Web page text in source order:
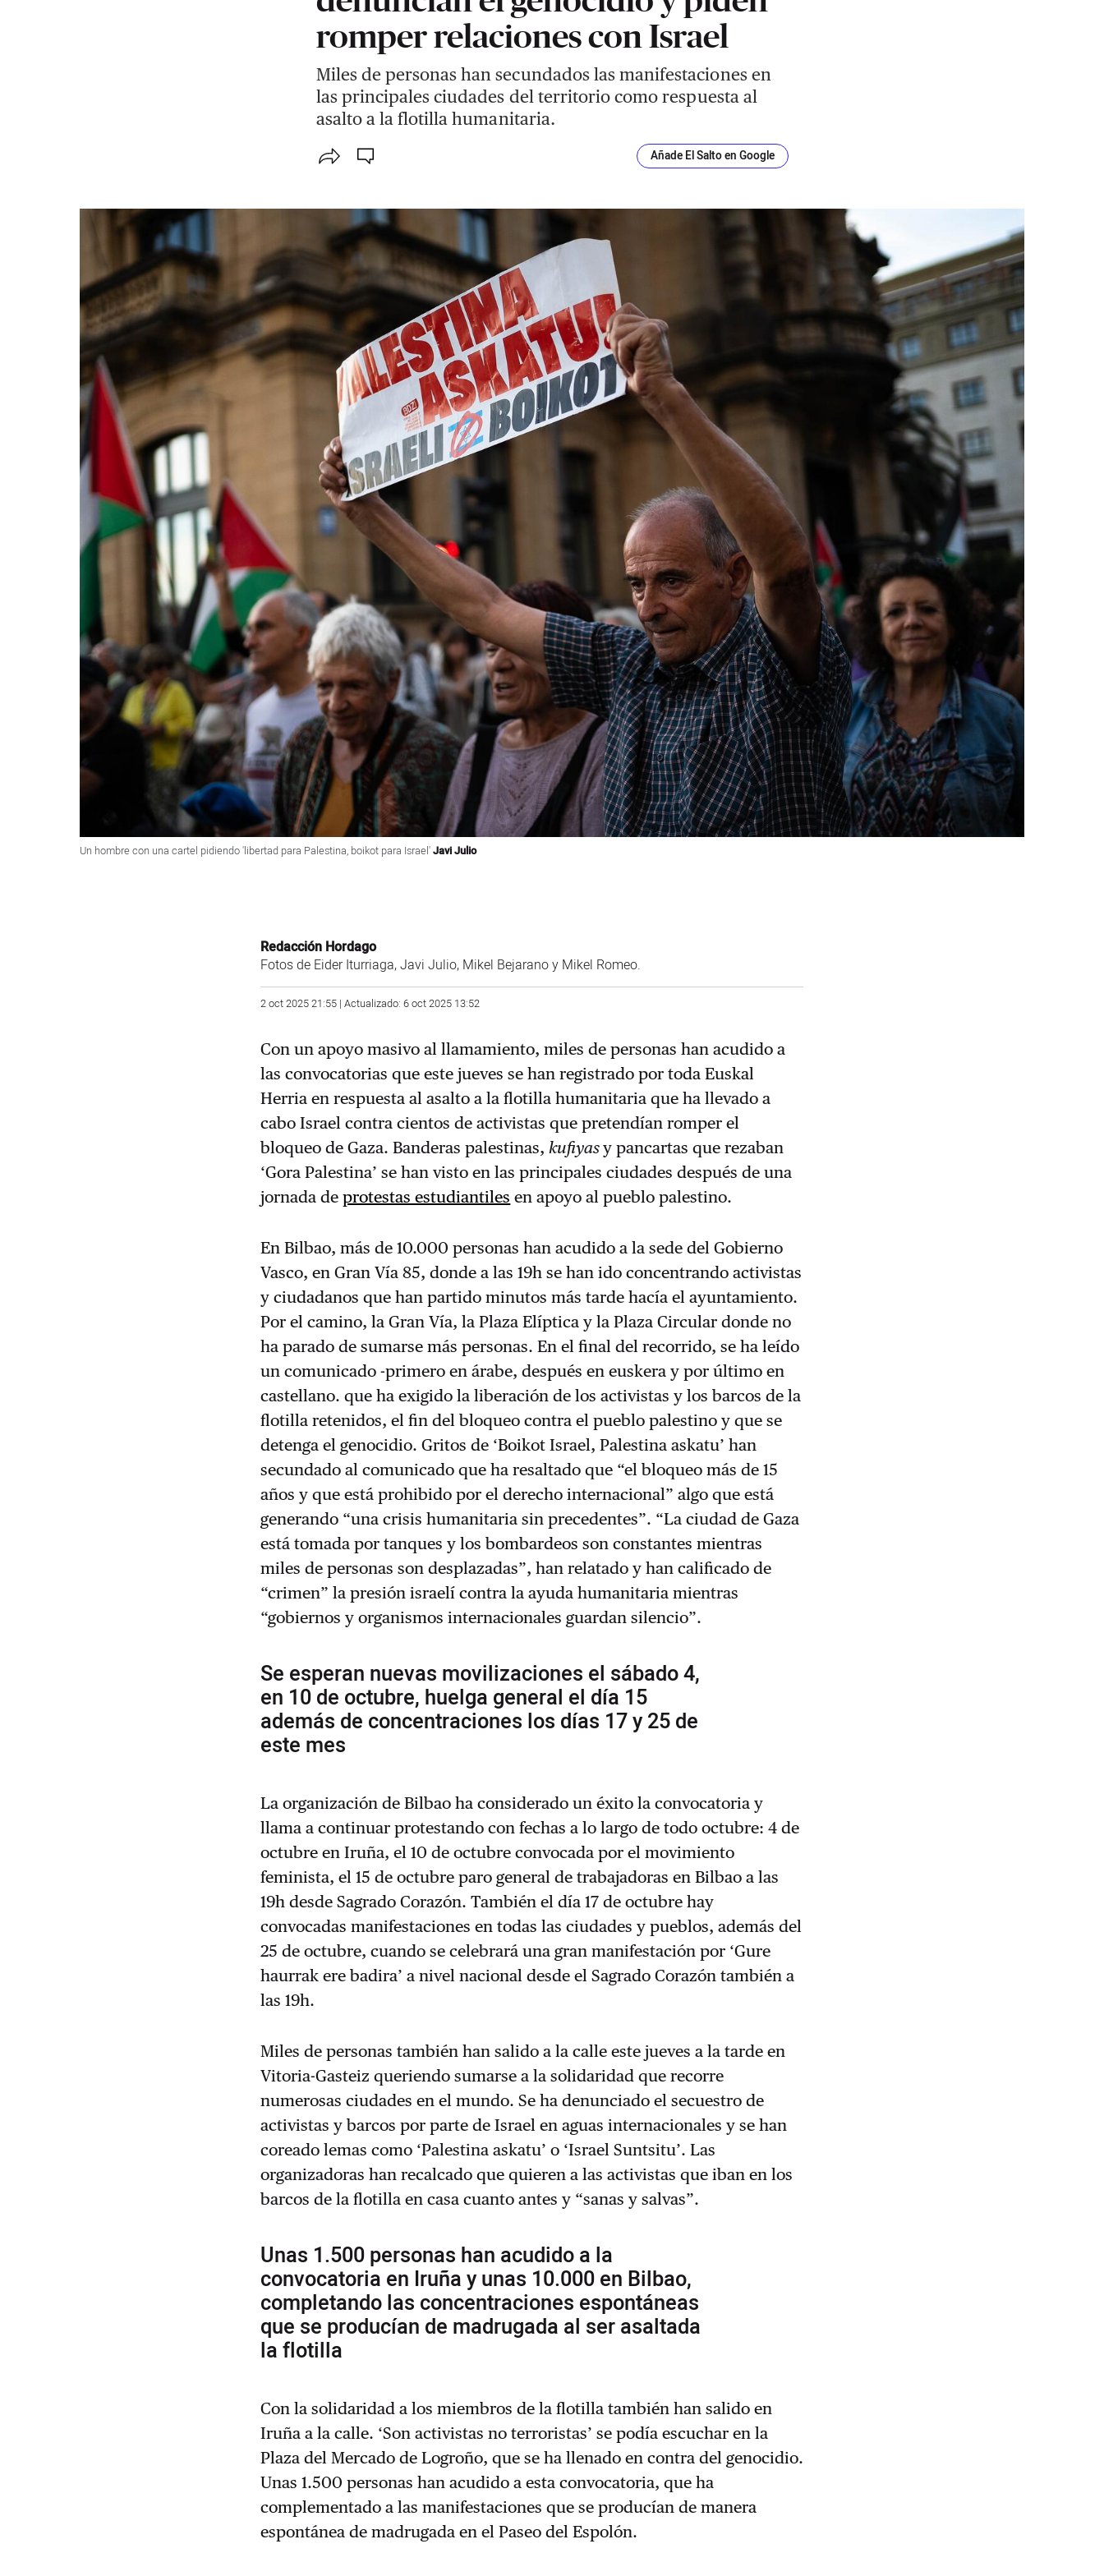
romper relaciones con Israel
Miles de personas han secundados las manifestaciones en
las principales ciudades del territorio como respuesta al
asalto a la flotilla humanitaria.
Añade El Salto en Google
Un hombre con una cartel pidiendo 'libertad para Palestina, boikot para Israel'Javi Julio
Redacción Hordago
Fotos de Eider Iturriaga, Javi Julio, Mikel Bejarano y Mikel Romeo.
2 oct 2025 21:55 | Actualizado: 6 oct 2025 13:52
Con un apoyo masivo al llamamiento, miles de personas han acudido a
las convocatorias que este jueves se han registrado por toda Euskal
Herria en respuesta al asalto a la flotilla humanitaria que ha llevado a
cabo Israel contra cientos de activistas que pretendían romper el
bloqueo de Gaza. Banderas palestinas,kufiyasy pancartas que rezaban
‘Gora Palestina’ se han visto en las principales ciudades después de una
jornada deprotestas estudiantiles en apoyo al pueblo palestino.
En Bilbao, más de 10.000 personas han acudido a la sede del Gobierno
Vasco, en Gran Vía 85, donde a las 19h se han ido concentrando activistas
y ciudadanos que han partido minutos más tarde hacía el ayuntamiento.
Por el camino, la Gran Vía, la Plaza Elíptica y la Plaza Circular donde no
ha parado de sumarse más personas. En el final del recorrido, se ha leído
un comunicado -primero en árabe, después en euskera y por último en
castellano. que ha exigido la liberación de los activistas y los barcos de la
flotilla retenidos, el fin del bloqueo contra el pueblo palestino y que se
detenga el genocidio. Gritos de ‘Boikot Israel, Palestina askatu’ han
secundado al comunicado que ha resaltado que “el bloqueo más de 15
años y que está prohibido por el derecho internacional” algo que está
generando “una crisis humanitaria sin precedentes”. “La ciudad de Gaza
está tomada por tanques y los bombardeos son constantes mientras
miles de personas son desplazadas”, han relatado y han calificado de
“crimen” la presión israelí contra la ayuda humanitaria mientras
“gobiernos y organismos internacionales guardan silencio”.
Se esperan nuevas movilizaciones el sábado 4,
en 10 de octubre, huelga general el día 15
además de concentraciones los días 17 y 25 de
este mes
La organización de Bilbao ha considerado un éxito la convocatoria y
llama a continuar protestando con fechas a lo largo de todo octubre: 4 de
octubre en Iruña, el 10 de octubre convocada por el movimiento
feminista, el 15 de octubre paro general de trabajadoras en Bilbao a las
19h desde Sagrado Corazón. También el día 17 de octubre hay
convocadas manifestaciones en todas las ciudades y pueblos, además del
25 de octubre, cuando se celebrará una gran manifestación por ‘Gure
haurrak ere badira’ a nivel nacional desde el Sagrado Corazón también a
las 19h.
Miles de personas también han salido a la calle este jueves a la tarde en
Vitoria-Gasteiz queriendo sumarse a la solidaridad que recorre
numerosas ciudades en el mundo. Se ha denunciado el secuestro de
activistas y barcos por parte de Israel en aguas internacionales y se han
coreado lemas como ‘Palestina askatu’ o ‘Israel Suntsitu’. Las
organizadoras han recalcado que quieren a las activistas que iban en los
barcos de la flotilla en casa cuanto antes y “sanas y salvas”.
Unas 1.500 personas han acudido a la
convocatoria en Iruña y unas 10.000 en Bilbao,
completando las concentraciones espontáneas
que se producían de madrugada al ser asaltada
la flotilla
Con la solidaridad a los miembros de la flotilla también han salido en
Iruña a la calle. ‘Son activistas no terroristas’ se podía escuchar en la
Plaza del Mercado de Logroño, que se ha llenado en contra del genocidio.
Unas 1.500 personas han acudido a esta convocatoria, que ha
complementado a las manifestaciones que se producían de manera
espontánea de madrugada en el Paseo del Espolón.